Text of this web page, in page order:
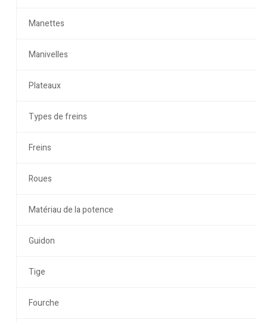
Manettes
Manivelles
Plateaux
Types de freins
Freins
Roues
Matériau de la potence
Guidon
Tige
Fourche